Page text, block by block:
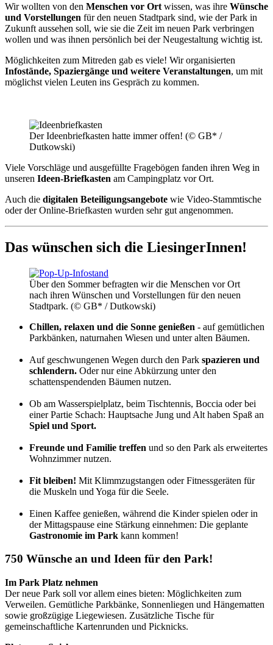
Wir wollten von den Menschen vor Ort wissen, was ihre Wünsche
und Vorstellungen für den neuen Stadtpark sind, wie der Park in
Zukunft aussehen soll, wie sie die Zeit im neuen Park verbringen
wollen und was ihnen persönlich bei der Neugestaltung wichtig ist.
Möglichkeiten zum Mitreden gab es viele! Wir organisierten
Infostände, Spaziergänge und weitere Veranstaltungen, um mit
möglichst vielen Leuten ins Gespräch zu kommen.
Der Ideenbriefkasten hatte immer offen! (© GB* /
Dutkowski)
Viele Vorschläge und ausgefüllte Fragebögen fanden ihren Weg in
unseren Ideen-Briefkasten am Campingplatz vor Ort.
Auch die digitalen Beteiligungsangebote wie Video-Stammtische
oder der Online-Briefkasten wurden sehr gut angenommen.
Das wünschen sich die LiesingerInnen!
Über den Sommer befragten wir die Menschen vor Ort
nach ihren Wünschen und Vorstellungen für den neuen
Stadtpark. (© GB* / Dutkowski)
Chillen, relaxen und die Sonne genießen - auf gemütlichen
Parkbänken, naturnahen Wiesen und unter alten Bäumen.
Auf geschwungenen Wegen durch den Park spazieren und
schlendern. Oder nur eine Abkürzung unter den
schattenspendenden Bäumen nutzen.
Ob am Wasserspielplatz, beim Tischtennis, Boccia oder bei
einer Partie Schach: Hauptsache Jung und Alt haben Spaß an
Spiel und Sport.
Freunde und Familie treffen und so den Park als erweitertes
Wohnzimmer nutzen.
Fit bleiben! Mit Klimmzugstangen oder Fitnessgeräten für
die Muskeln und Yoga für die Seele.
Einen Kaffee genießen, während die Kinder spielen oder in
der Mittagspause eine Stärkung einnehmen: Die geplante
Gastronomie im Park kann kommen!
750 Wünsche an und Ideen für den Park!
Im Park Platz nehmen
Der neue Park soll vor allem eines bieten: Möglichkeiten zum
Verweilen. Gemütliche Parkbänke, Sonnenliegen und Hängematten
sowie großzügige Liegewiesen. Zusätzliche Tische für
gemeinschaftliche Kartenrunden und Picknicks.